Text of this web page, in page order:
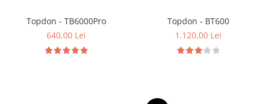
Topdon - TB6000Pro
640,00 Lei
Topdon - BT600
1.120,00 Lei